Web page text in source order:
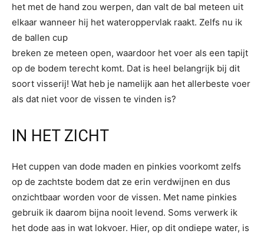
het met de hand zou werpen, dan valt de bal meteen uit
elkaar wanneer hij het wateroppervlak raakt. Zelfs nu ik
de ballen cup
breken ze meteen open, waardoor het voer als een tapijt
op de bodem terecht komt. Dat is heel belangrijk bij dit
soort visserij! Wat heb je namelijk aan het allerbeste voer
als dat niet voor de vissen te vinden is?
IN HET ZICHT
Het cuppen van dode maden en pinkies voorkomt zelfs
op de zachtste bodem dat ze erin verdwijnen en dus
onzichtbaar worden voor de vissen. Met name pinkies
gebruik ik daarom bijna nooit levend. Soms verwerk ik
het dode aas in wat lokvoer. Hier, op dit ondiepe water, is